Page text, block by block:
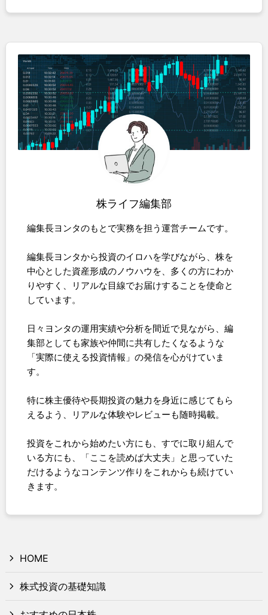
株ライフ編集部
編集長ヨンタのもとで実務を担う運営チームです。
編集長ヨンタから投資のイロハを学びながら、株を
中心とした資産形成のノウハウを、多くの方にわか
りやすく、リアルな目線でお届けすることを使命と
しています。
日々ヨンタの運用実績や分析を間近で見ながら、編
集部としても家族や仲間に共有したくなるような
「実際に使える投資情報」の発信を心がけていま
す。
特に株主優待や長期投資の魅力を身近に感じてもら
えるよう、リアルな体験やレビューも随時掲載。
投資をこれから始めたい方にも、すでに取り組んで
いる方にも、「ここを読めば大丈夫」と思っていた
だけるようなコンテンツ作りをこれからも続けてい
きます。
HOME
株式投資の基礎知識